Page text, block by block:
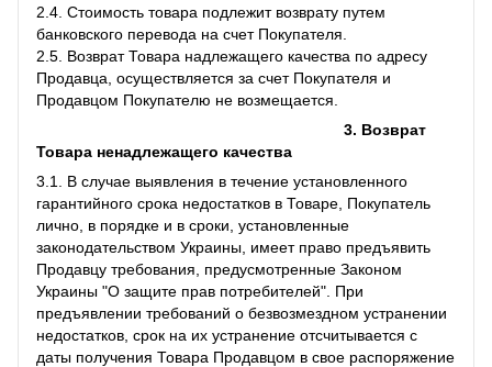
2.4. Стоимость товара подлежит возврату путем
банковского перевода на счет Покупателя.
2.5. Возврат Товара надлежащего качества по адресу
Продавца, осуществляется за счет Покупателя и
Продавцом Покупателю не возмещается.
3. Возврат
Товара ненадлежащего качества
3.1. В случае выявления в течение установленного
гарантийного срока недостатков в Товаре, Покупатель
лично, в порядке и в сроки, установленные
законодательством Украины, имеет право предъявить
Продавцу требования, предусмотренные Законом
Украины "О защите прав потребителей". При
предъявлении требований о безвозмездном устранении
недостатков, срок на их устранение отсчитывается с
даты получения Товара Продавцом в свое распоряжение